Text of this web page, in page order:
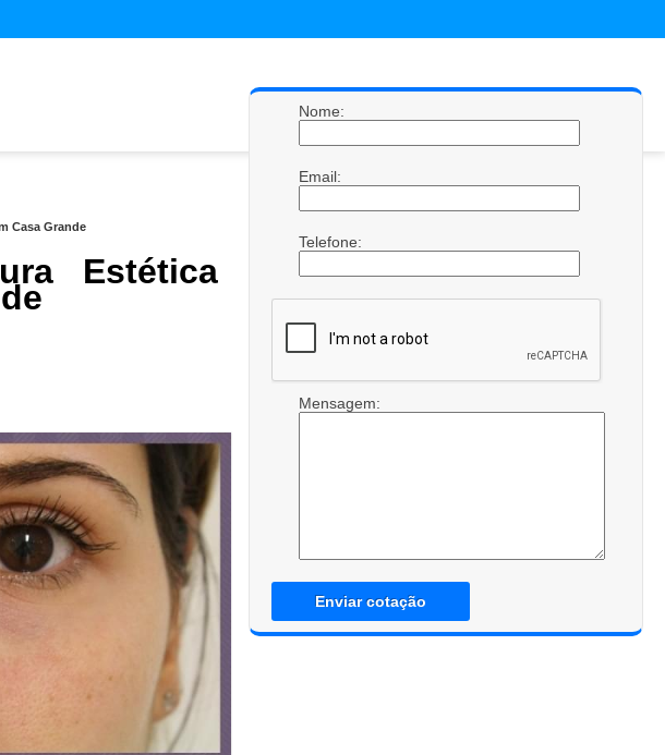
Casa Grande
Estética
Nome:
Email:
Telefone:
Mensagem:
Enviar cotação